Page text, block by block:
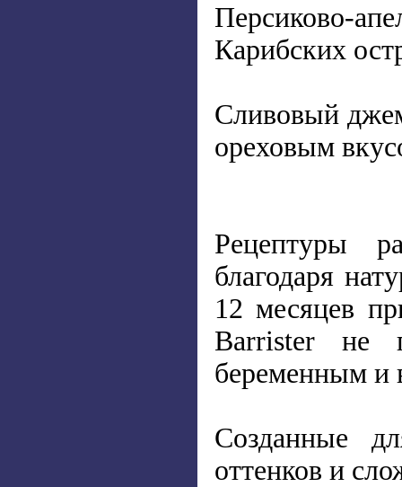
Персиково-
Карибских
Сливовый
ореховым
Рецептуры
благодаря
12 месяцев
Barrister не
беременным и
Созданные
оттенков и